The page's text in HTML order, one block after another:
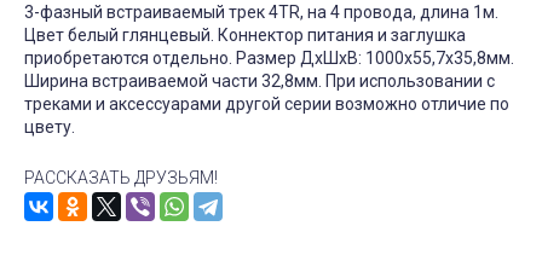
3-фазный встраиваемый трек 4TR, на 4 провода, длина 1м.
Цвет белый глянцевый. Коннектор питания и заглушка
приобретаются отдельно. Размер ДxШxВ: 1000x55,7x35,8мм.
Ширина встраиваемой части 32,8мм. При использовании с
треками и аксессуарами другой серии возможно отличие по
цвету.
РАССКАЗАТЬ ДРУЗЬЯМ!